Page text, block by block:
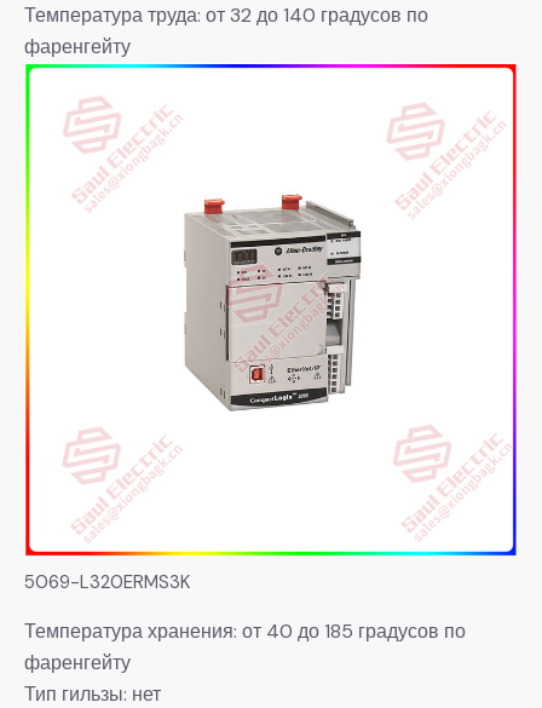
Температура труда: от 32 до 140 градусов по
фаренгейту
5069-L320ERMS3K
Температура хранения: от 40 до 185 градусов по
фаренгейту
Тип гильзы: нет